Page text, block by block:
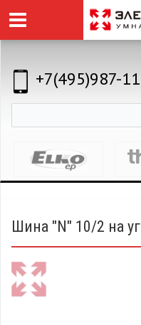
+7(495)987-
Шина "N" 10/2 на